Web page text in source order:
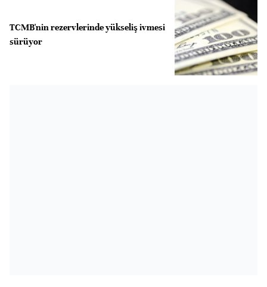
TCMB'nin rezervlerinde yükseliş ivmesi
sürüyor